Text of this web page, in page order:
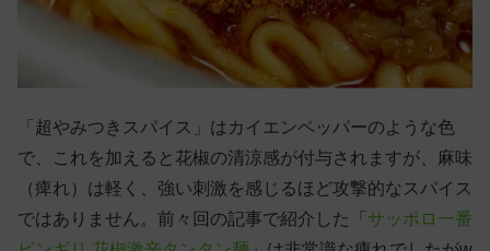
「超やみつきスパイス」はカイエンペッパーのような色
で、これを加えると花椒の清涼感が付与されますが、麻味
（痺れ）は軽く、強い刺激を感じるほど攻撃的なスパイス
ではありません。前々回の記事で紹介した「 サッポロ一番